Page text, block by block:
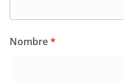
Nombre*